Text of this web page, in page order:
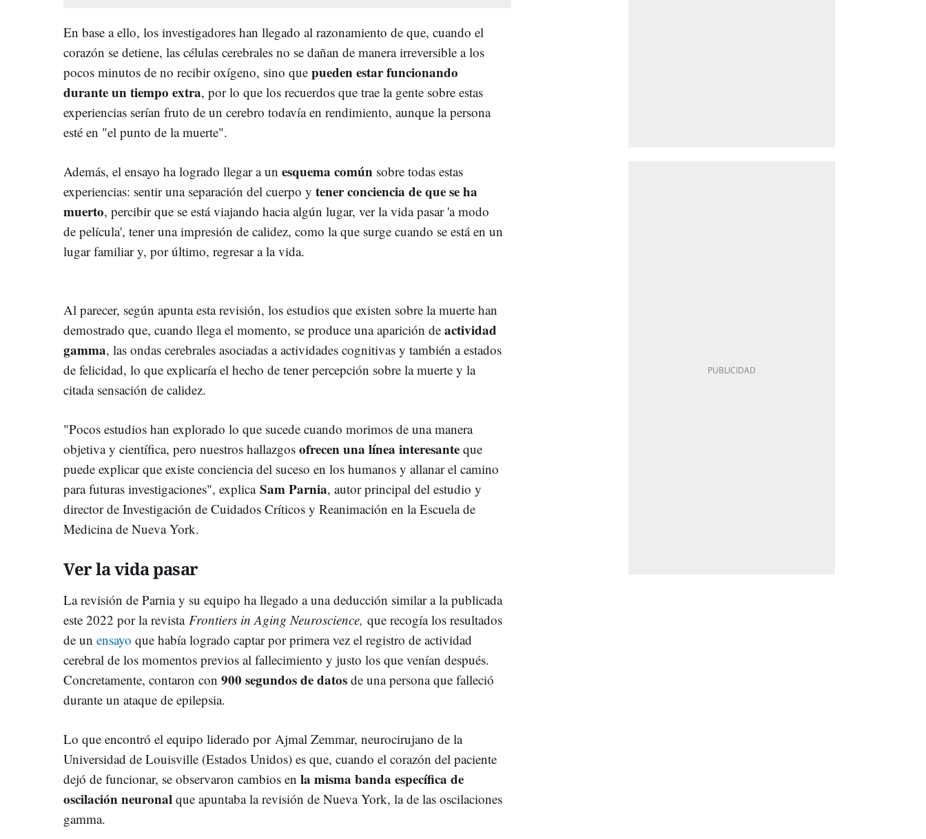
En base a ello, los investigadores han llegado al razonamiento de que, cuando el
corazón se detiene, las células cerebrales no se dañan de manera irreversible a los
pocos minutos de no recibir oxígeno, sino que pueden estar funcionando
durante un tiempo extra, por lo que los recuerdos que trae la gente sobre estas
experiencias serían fruto de un cerebro todavía en rendimiento, aunque la persona
esté en "el punto de la muerte".
Además, el ensayo ha logrado llegar a un esquema común sobre todas estas
experiencias: sentir una separación del cuerpo y tener conciencia de que se ha
muerto, percibir que se está viajando hacia algún lugar, ver la vida pasar 'a modo
de película', tener una impresión de calidez, como la que surge cuando se está en un
lugar familiar y, por último, regresar a la vida.
Al parecer, según apunta esta revisión, los estudios que existen sobre la muerte han
demostrado que, cuando llega el momento, se produce una aparición de actividad
gamma, las ondas cerebrales asociadas a actividades cognitivas y también a estados
de felicidad, lo que explicaría el hecho de tener percepción sobre la muerte y la
citada sensación de calidez.
"Pocos estudios han explorado lo que sucede cuando morimos de una manera
objetiva y científica, pero nuestros hallazgos ofrecen una línea interesante que
puede explicar que existe conciencia del suceso en los humanos y allanar el camino
para futuras investigaciones", explica Sam Parnia, autor principal del estudio y
director de Investigación de Cuidados Críticos y Reanimación en la Escuela de
Medicina de Nueva York.
Ver la vida pasar
La revisión de Parnia y su equipo ha llegado a una deducción similar a la publicada
este 2022 por la revista Frontiers in Aging Neuroscience, que recogía los resultados
de un ensayo que había logrado captar por primera vez el registro de actividad
cerebral de los momentos previos al fallecimiento y justo los que venían después.
Concretamente, contaron con 900 segundos de datos de una persona que falleció
durante un ataque de epilepsia.
Lo que encontró el equipo liderado por Ajmal Zemmar, neurocirujano de la
Universidad de Louisville (Estados Unidos) es que, cuando el corazón del paciente
dejó de funcionar, se observaron cambios en la misma banda específica de
oscilación neuronal que apuntaba la revisión de Nueva York, la de las oscilaciones
gamma.